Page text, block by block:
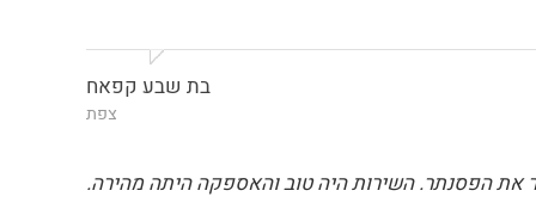
בת שבע קפאח
צפת
את הפסנתר. השירות היה טוב והאספקה היתה מהירה.